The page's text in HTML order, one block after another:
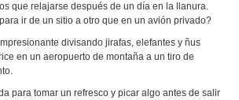
que relajarse después de un día en la llanura.
ir de un sitio a otro que en un avión privado?
divisando jirafas, elefantes y ñus
en un aeropuerto de montaña a un tiro de
para tomar un refresco y picar algo antes de salir